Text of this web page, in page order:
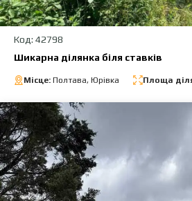
Код: 42798
Шикарна ділянка біля ставків
Місце: Полтава, Юрівка Площа